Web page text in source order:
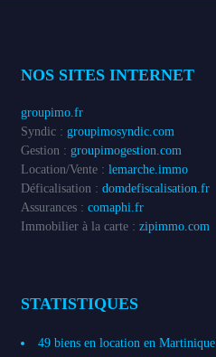
NOS SITES INTERNET
groupimo.fr
Syndic :groupimosyndic.com
Gestion :groupimogestion.com
Location/Vente :lemarche.immo
Déficalisation :domdefiscalisation.fr
Assurances :comaphi.fr
Immobilier à la carte :zipimmo.com
STATISTIQUES
49 biens en location en Martinique